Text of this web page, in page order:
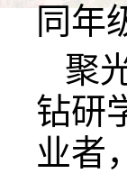
同年
聚
钻研
业者